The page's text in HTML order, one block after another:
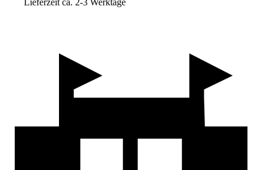
Lieferzeit ca. 2-3 Werktage